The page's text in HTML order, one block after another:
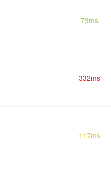
73ms
332ms
117ms